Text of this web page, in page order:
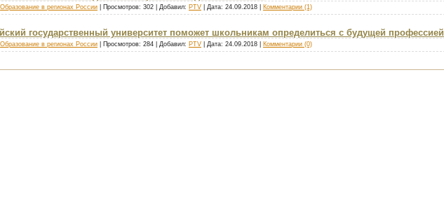
Образование в регионах России | Просмотров: 302 | Добавил: PTV | Дата: 24.09.2018 Комментарии (1)
государственный университет поможет школьникам определиться с будущей профессией
Образование в регионах России | Просмотров: 284 | Добавил: PTV | Дата: 24.09.2018 Комментарии (0)